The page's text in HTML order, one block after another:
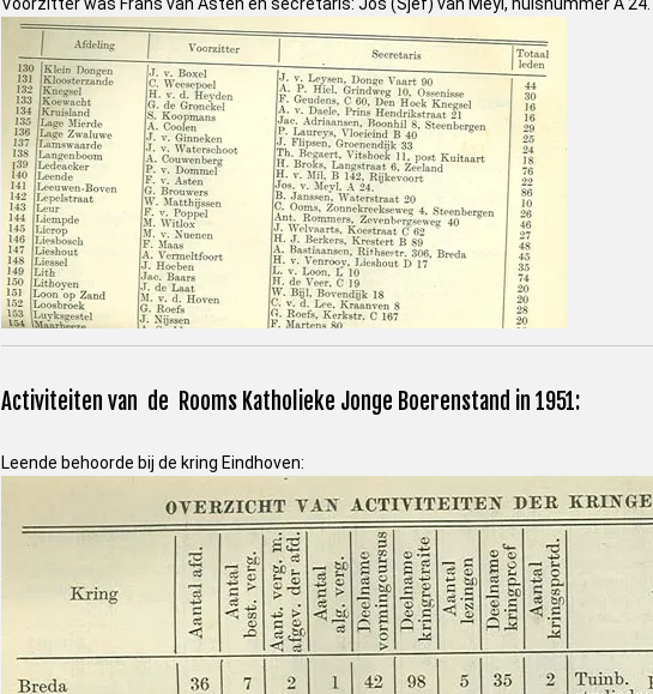
Activiteiten van de Rooms Katholieke Jonge Boerenstand in 1951:
Leende behoorde bij de kring Eindhoven: